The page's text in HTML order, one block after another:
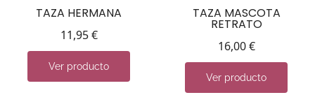
TAZA HERMANA
11,95€
Ver producto
TAZA MASCOTA
RETRATO
16,00€
Ver producto